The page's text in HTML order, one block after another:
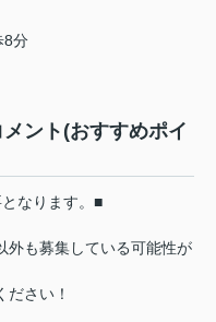
8分
ント(おすすめポイ
なります。■
外も募集している可能性が
さい！